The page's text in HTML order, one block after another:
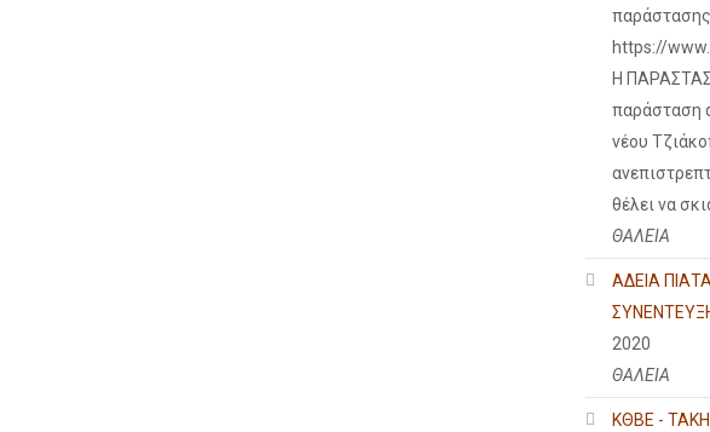
https://
Η
παράσταση
νέου
θέλει να
ΘΑΛΕΙΑ
ΑΔΕΙΑ
2020
ΘΑΛΕΙΑ
ΚΘΒΕ -